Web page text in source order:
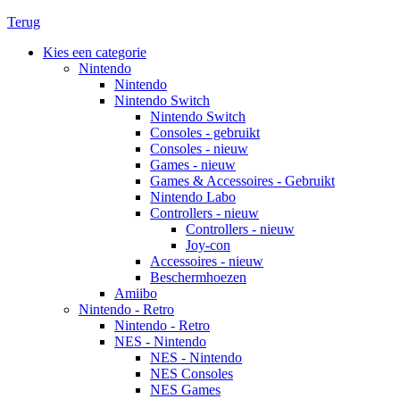
Terug
Kies een categorie
Nintendo
Nintendo
Nintendo Switch
Nintendo Switch
Consoles - gebruikt
Consoles - nieuw
Games - nieuw
Games & Accessoires - Gebruikt
Nintendo Labo
Controllers - nieuw
Controllers - nieuw
Joy-con
Accessoires - nieuw
Beschermhoezen
Amiibo
Nintendo - Retro
Nintendo - Retro
NES - Nintendo
NES - Nintendo
NES Consoles
NES Games